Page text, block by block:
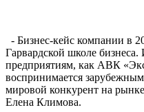
- Бизнес-кейс компании в
Гарвардской школе
предприятиям, как АВК
воспринимается
мировой конкурент на
Елена Климова.